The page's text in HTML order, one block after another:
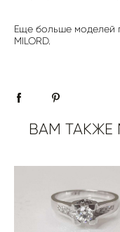
Еще больше моделей
MILORD.
ВАМ